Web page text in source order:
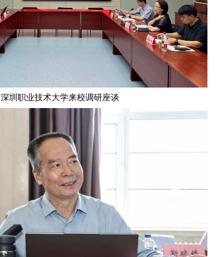
深圳职业技术大学来校调研座谈